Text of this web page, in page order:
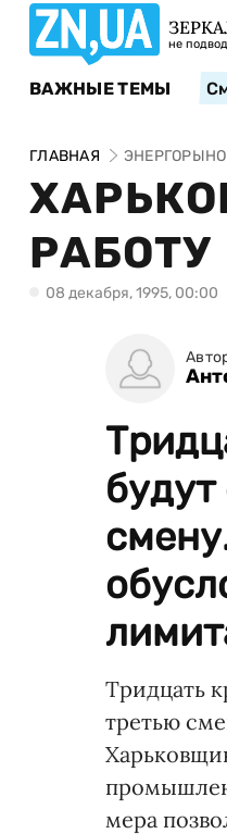
не
ВАЖНЫЕ ТЕМЫ
ГЛАВНАЯ
РАБОТУ
08 декабря, 1995, 00:00
Тридцать
третью
мера